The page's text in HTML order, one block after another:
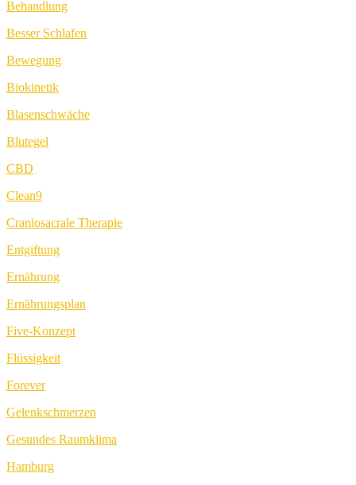
Behandlung
Besser Schlafen
Bewegung
Biokinetik
Blasenschwäche
Blutegel
CBD
Clean9
Craniosacrale Therapie
Entgiftung
Ernährung
Ernährungsplan
Five-Konzept
Flüssigkeit
Forever
Gelenkschmerzen
Gesundes Raumklima
Hamburg